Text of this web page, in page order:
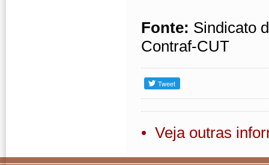
Fonte: Sindicato
Contraf-CUT
• Veja outras